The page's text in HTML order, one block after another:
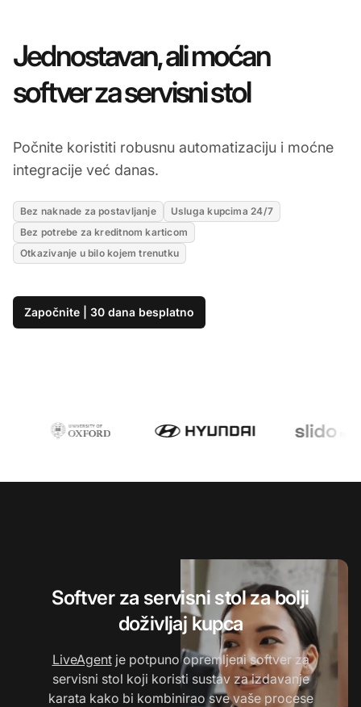
Jednostavan, ali moćan
softver za servisni stol
Počnite koristiti robusnu automatizaciju i moćne
integracije već danas.
Bez naknade za postavljanje
Usluga kupcima 24/7
Bez potrebe za kreditnom karticom
Otkazivanje u bilo kojem trenutku
Započnite | 30 dana besplatno
Softver za servisni stol za bolji
doživljaj kupca
LiveAgentje potpuno opremljeni softver za
servisni stol koji koristi sustav za izdavanje
karata kako bi kombinirao sve vaše procese